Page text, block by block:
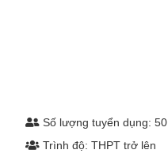
Số lượng tuyển dụng: 50
Trình độ: THPT trở lên